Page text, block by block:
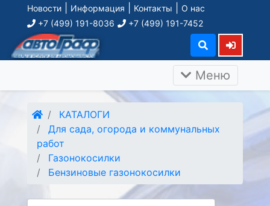
Новости Информация Контакты
О нас
+7 (499) 191-8036
+7 (499) 191-7452
Меню
КАТАЛОГИ
Для сада, огорода и коммунальных
работ
Газонокосилки
Бензиновые газонокосилки